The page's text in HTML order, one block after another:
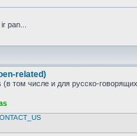
pan...
related)
том числе и для русско-